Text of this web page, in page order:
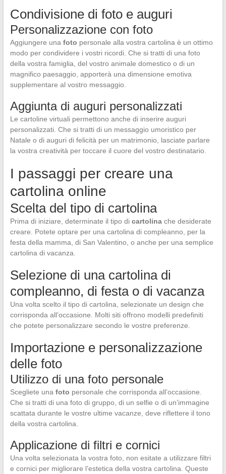
Condivisione di foto e auguri
Personalizzazione con foto
Aggiungere una foto personale alla vostra cartolina è un ottimo
modo per condividere i vostri ricordi. Che si tratti di una foto
della vostra famiglia, del vostro animale domestico o di un
magnifico paesaggio, apporterà una dimensione emotiva
supplementare al vostro messaggio.
Aggiunta di auguri personalizzati
Le cartoline virtuali permettono anche di inserire auguri
personalizzati. Che si tratti di un messaggio umoristico per
Natale o di auguri di felicità per un matrimonio, lasciate parlare
la vostra creatività per toccare il cuore del vostro destinatario.
I passaggi per creare una
cartolina online
Scelta del tipo di cartolina
Prima di iniziare, determinate il tipo di cartolinache desiderate
creare. Potete optare per una cartolina di compleanno, per la
festa della mamma, di San Valentino, o anche per una semplice
cartolina di vacanza.
Selezione di una cartolina di
compleanno, di festa o di vacanza
Una volta scelto il tipo di cartolina, selezionate un design che
corrisponda all’occasione. Molti siti offrono modelli predefiniti
che potete personalizzare secondo le vostre preferenze.
Importazione e personalizzazione
delle foto
Utilizzo di una foto personale
Scegliete una foto personale che corrisponda all’occasione.
Che si tratti di una foto di gruppo, di un selfie o di un’immagine
scattata durante le vostre ultime vacanze, deve riflettere il tono
della vostra cartolina.
Applicazione di filtri e cornici
Una volta selezionata la vostra foto, non esitate a utilizzare filtri
e cornici per migliorare l’estetica della vostra cartolina. Queste